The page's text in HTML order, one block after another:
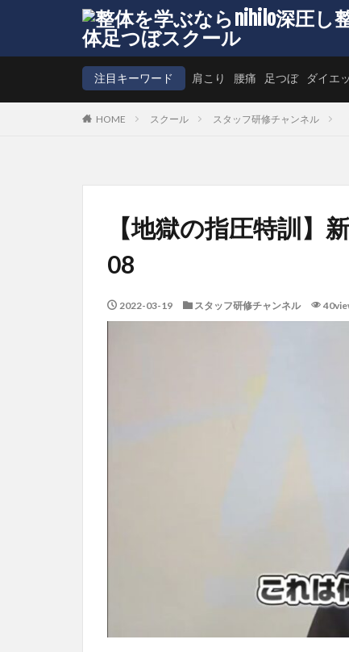
注目キーワード 肩こり 腰痛 足つぼ ダイエ
HOME スクール スタッフ研修チャンネル
【地獄の指圧特訓】
08
2022-03-19 スタッフ研修チャンネル